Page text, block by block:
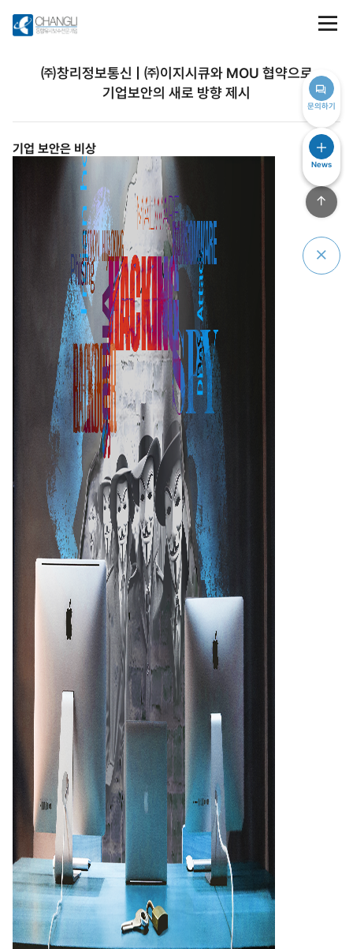
문의하기
News
㈜창리정보통신 | ㈜이지시큐와 MOU 협약으로
기업보안의 새로 방향 제시
기업 보안은 비상